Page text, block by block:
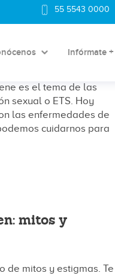
55 5543 0000
Infórmate +
de
es el tema de las
sexual o ETS. Hoy
las enfermedades de
cuidarnos para
mitos y
de mitos y estigmas. Te